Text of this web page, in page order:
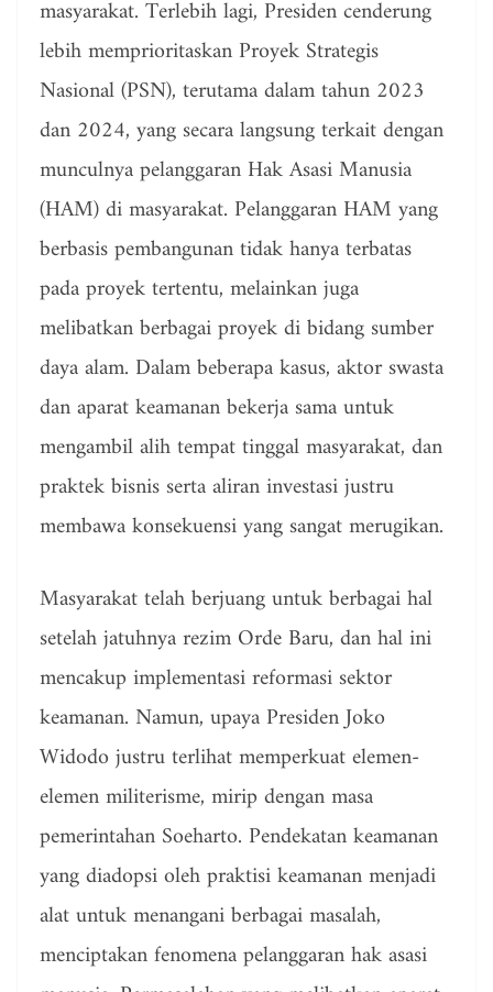
masyarakat. Terlebih lagi, Presiden cenderung
lebih memprioritaskan Proyek Strategis
Nasional (PSN), terutama dalam tahun 2023
dan 2024, yang secara langsung terkait dengan
munculnya pelanggaran Hak Asasi Manusia
(HAM) di masyarakat. Pelanggaran HAM yang
berbasis pembangunan tidak hanya terbatas
pada proyek tertentu, melainkan juga
melibatkan berbagai proyek di bidang sumber
daya alam. Dalam beberapa kasus, aktor swasta
dan aparat keamanan bekerja sama untuk
mengambil alih tempat tinggal masyarakat, dan
praktek bisnis serta aliran investasi justru
membawa konsekuensi yang sangat merugikan.
Masyarakat telah berjuang untuk berbagai hal
setelah jatuhnya rezim Orde Baru, dan hal ini
mencakup implementasi reformasi sektor
keamanan. Namun, upaya Presiden Joko
Widodo justru terlihat memperkuat elemen-
elemen militerisme, mirip dengan masa
pemerintahan Soeharto. Pendekatan keamanan
yang diadopsi oleh praktisi keamanan menjadi
alat untuk menangani berbagai masalah,
menciptakan fenomena pelanggaran hak asasi